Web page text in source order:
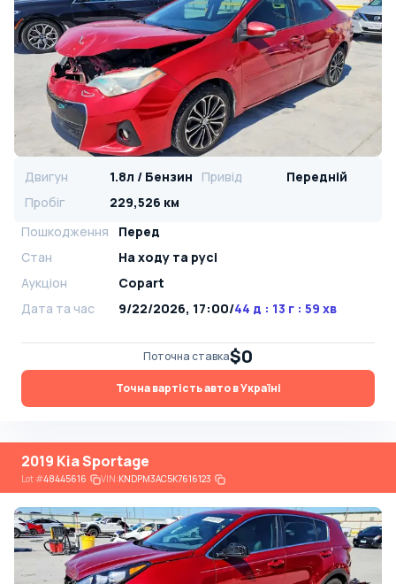
Двигун 1.8л / Бензин Привід
Передній
Пробіг
229,526 км
Пошкодження
Перед
Стан
На ​​ходу та русі
Аукціон
Copart
Дата та час
9/22/2026, 17:00/44 д : 13 г : 59 хв
Поточна ставка$0
Точна вартість авто в Україні
2019 Kia Sportage
Lot#48445616 VIN:KNDPM3AC5K7616123